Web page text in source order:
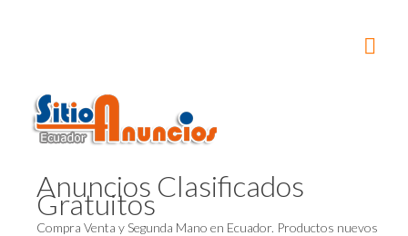
Anuncios Clasificados
Gratuitos
Compra Venta y Segunda Mano en Ecuador. Productos nuevos